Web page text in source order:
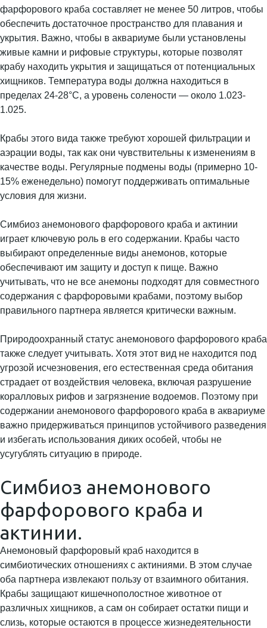
фарфорового краба составляет не менее 50 литров, чтобы
обеспечить достаточное пространство для плавания и
укрытия. Важно, чтобы в аквариуме были установлены
живые камни и рифовые структуры, которые позволят
крабу находить укрытия и защищаться от потенциальных
хищников. Температура воды должна находиться в
пределах 24-28°C, а уровень солености — около 1.023-
1.025.
Крабы этого вида также требуют хорошей фильтрации и
аэрации воды, так как они чувствительны к изменениям в
качестве воды. Регулярные подмены воды (примерно 10-
15% еженедельно) помогут поддерживать оптимальные
условия для жизни.
Симбиоз анемонового фарфорового краба и актинии
играет ключевую роль в его содержании. Крабы часто
выбирают определенные виды анемонов, которые
обеспечивают им защиту и доступ к пище. Важно
учитывать, что не все анемоны подходят для совместного
содержания с фарфоровыми крабами, поэтому выбор
правильного партнера является критически важным.
Природоохранный статус анемонового фарфорового краба
также следует учитывать. Хотя этот вид не находится под
угрозой исчезновения, его естественная среда обитания
страдает от воздействия человека, включая разрушение
коралловых рифов и загрязнение водоемов. Поэтому при
содержании анемонового фарфорового краба в аквариуме
важно придерживаться принципов устойчивого разведения
и избегать использования диких особей, чтобы не
усугублять ситуацию в природе.
Симбиоз анемонового
фарфорового краба и
актинии.
Анемоновый фарфоровый краб находится в
симбиотических отношениях с актиниями. В этом случае
оба партнера извлекают пользу от взаимного обитания.
Крабы защищают кишечнополостное животное от
различных хищников, а сам он собирает остатки пищи и
слизь, которые остаются в процессе жизнедеятельности